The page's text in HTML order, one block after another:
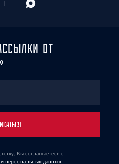
ОТ
Вы соглашаетесь с
персональных данных